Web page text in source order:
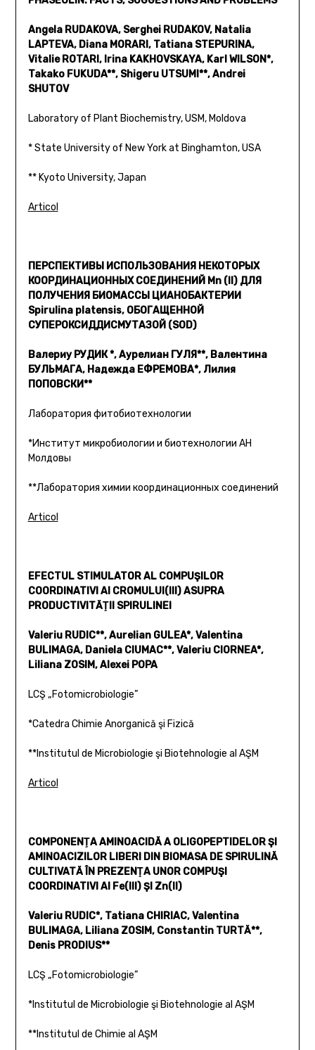
Angela RUDAKOVA, Serghei RUDAKOV, Natalia
LAPTEVA, Diana MORARI, Tatiana STEPURINA,
Vitalie ROTARI, Irina KAKHOVSKAYA, Karl WILSON*,
Takako FUKUDA**, Shigeru UTSUMI**, Andrei
SHUTOV
Laboratory of Plant Biochemistry, USM, Moldova
* State University of New York at Binghamton, USA
** Kyoto University, Japan
Articol
ПЕРСПЕКТИВЫ ИСПОЛЬЗОВАНИЯ НЕКОТОРЫХ
КООРДИНАЦИОННЫХ СОЕДИНЕНИЙ Mn (II) ДЛЯ
ПОЛУЧЕНИЯ БИОМАССЫ ЦИАНОБАКТЕРИИ
Spirulina platensis, ОБОГАЩЕННОЙ
СУПЕРОКСИДДИСМУТАЗОЙ (SOD)
Валериу РУДИК *, Аурелиан ГУЛЯ**, Валентина
БУЛЬМАГА, Надежда ЕФРЕМОВА*, Лилия
ПОПОВСКИ**
Лаборатория фитобиотехнологии
*Институт микробиологии и биотехнологии АН
Молдовы
**Лаборатория химии координационных соединений
Articol
EFECTUL STIMULATOR AL COMPUŞILOR
COORDINATIVI AI CROMULUI(III) ASUPRA
PRODUCTIVITĂŢII SPIRULINEI
Valeriu RUDIC**, Aurelian GULEA*, Valentina
BULIMAGA, Daniela CIUMAC**, Valeriu CIORNEA*,
Liliana ZOSIM, Alexei POPA
LCŞ „Fotomicrobiologie”
*Catedra Chimie Anorganică şi Fizică
**Institutul de Microbiologie şi Biotehnologie al AŞM
Articol
COMPONENŢA AMINOACIDĂ A OLIGOPEPTIDELOR ŞI
AMINOACIZILOR LIBERI DIN BIOMASA DE SPIRULINĂ
CULTIVATĂ ÎN PREZENŢA UNOR COMPUŞI
COORDINATIVI AI Fe(III) ŞI Zn(II)
Valeriu RUDIC*, Tatiana CHIRIAC, Valentina
BULIMAGA, Liliana ZOSIM, Constantin TURTĂ**,
Denis PRODIUS**
LCŞ „Fotomicrobiologie”
*Institutul de Microbiologie şi Biotehnologie al AŞM
**Institutul de Chimie al AŞM